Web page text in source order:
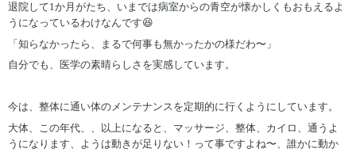
退院して1か月がたち、いまでは病室からの青空が懐かしくもおもえるよ
うになっているわけなんです😆
「知らなかったら、まるで何事も無かったかの様だわ〜」
自分でも、医学の素晴らしさを実感しています。
今は、整体に通い体のメンテナンスを定期的に行くようにしています。
大体、この年代、、以上になると、マッサージ、整体、カイロ、通うよ
うになります、ようは動きが足りない！って事ですよね〜、誰かに動か